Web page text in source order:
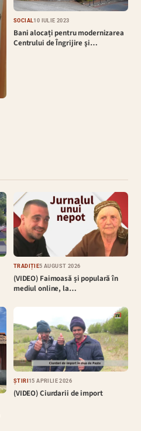
SOCIAL10 IULIE 2023
Bani alocați pentru modernizarea
Centrului de Îngrijire şi…
TRADIȚIE5 AUGUST 2026
(VIDEO) Faimoasă și populară în
mediul online, la…
ȘTIRI15 APRILIE 2026
(VIDEO) Ciurdarii de import